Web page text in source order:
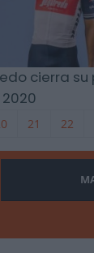
cierra
21 22